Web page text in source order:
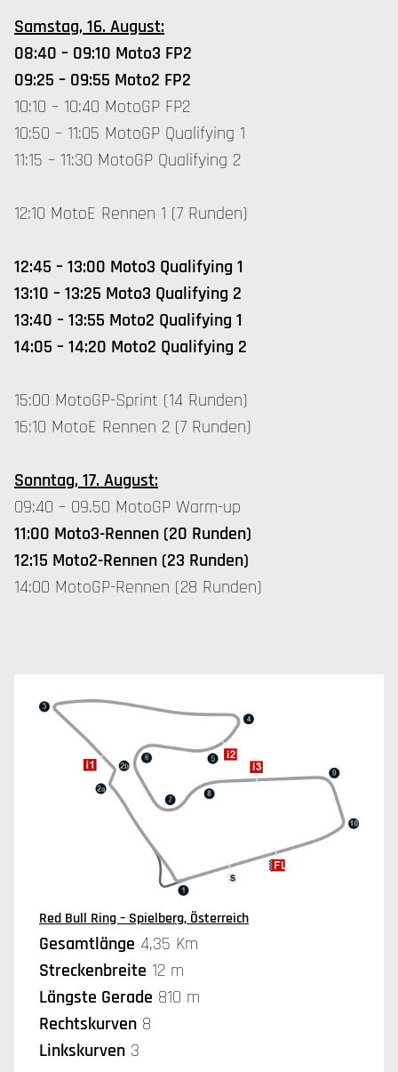
Samstag, 16. August:
08:40 – 09:10 Moto3 FP2
09:25 – 09:55 Moto2 FP2
10:10 – 10:40 MotoGP FP2
10:50 – 11:05 MotoGP Qualifying 1
11:15 – 11:30 MotoGP Qualifying 2
12:10 MotoE Rennen 1 (7 Runden)
12:45 – 13:00 Moto3 Qualifying 1
13:10 – 13:25 Moto3 Qualifying 2
13:40 – 13:55 Moto2 Qualifying 1
14:05 – 14:20 Moto2 Qualifying 2
15:00 MotoGP-Sprint (14 Runden)
16:10 MotoE Rennen 2 (7 Runden)
Sonntag, 17. August:
09:40 – 09.50 MotoGP Warm-up
11:00 Moto3-Rennen (20 Runden)
12:15 Moto2-Rennen (23 Runden)
14:00 MotoGP-Rennen (28 Runden)
Red Bull Ring – Spielberg, Österreich
Gesamtlänge 4,35 Km
Streckenbreite 12 m
Längste Gerade 810 m
Rechtskurven 8
Linkskurven 3